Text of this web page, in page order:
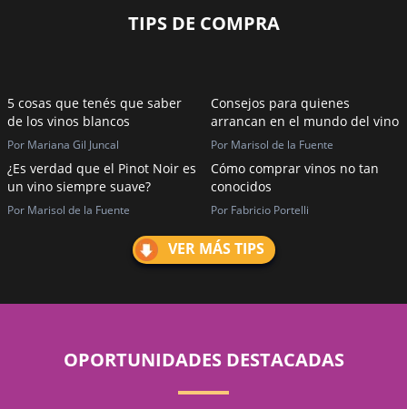
TIPS DE COMPRA
5 cosas que tenés que saber
de los vinos blancos
Por Mariana Gil Juncal
Consejos para quienes
arrancan en el mundo del vino
Por Marisol de la Fuente
¿Es verdad que el Pinot Noir es
un vino siempre suave?
Por Marisol de la Fuente
Cómo comprar vinos no tan
conocidos
Por Fabricio Portelli
VER MÁS TIPS
OPORTUNIDADES DESTACADAS